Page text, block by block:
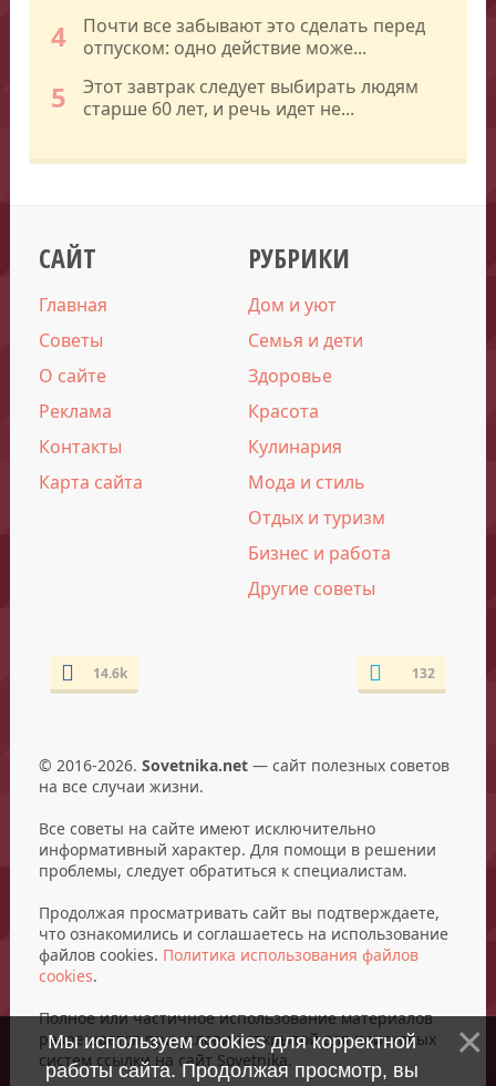
4
Почти все забывают это сделать перед
отпуском: одно действие може...
5
Этот завтрак следует выбирать людям
старше 60 лет, и речь идет не...
САЙТ
Главная
Советы
О сайте
Реклама
Контакты
Карта сайта
РУБРИКИ
Дом и уют
Семья и дети
Здоровье
Красота
Кулинария
Мода и стиль
Отдых и туризм
Бизнес и работа
Другие советы
14.6k 132
© 2016-2026. Sovetnika.net— сайт полезных советов
на все случаи жизни.
Все советы на сайте имеют исключительно
информативный характер. Для помощи в решении
проблемы, следует обратиться к специалистам.
Продолжая просматривать сайт вы подтверждаете,
что ознакомились и соглашаетесь на использование
файлов cookies. Политика использования файлов
cookies.
Полное или частичное использование материалов
разрешается при условии открытой для поисковых
систем ссылки на сайт Sovetnika.
Мы используем cookies для корректной
работы сайта. Продолжая просмотр, вы